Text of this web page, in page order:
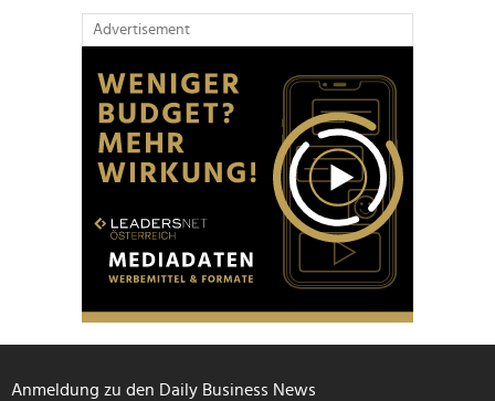
Advertisement
Anmeldung zu den Daily Business News